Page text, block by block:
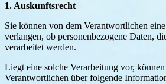
1. Auskunftsrecht
Sie können von dem Verantwortlichen
verlangen, ob personenbezogene Daten,
verarbeitet werden.
Liegt eine solche Verarbeitung vor,
Verantwortlichen über folgende